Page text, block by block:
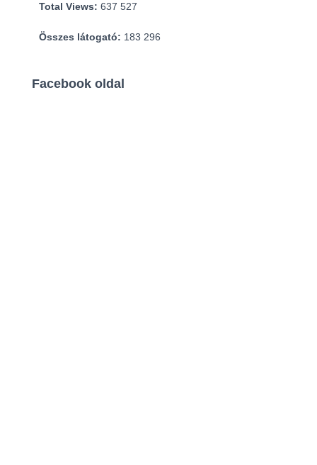
Total Views: 637 527
Összes látogató: 183 296
Facebook oldal